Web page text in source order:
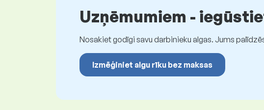
Uzņēmumiem -
Nosakiet godīgi savu darbinieku algas. Jums
Izmēģiniet algu rīku bez maksas